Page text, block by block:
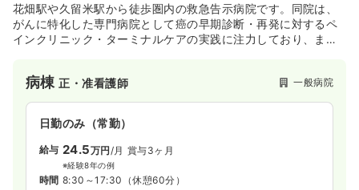
花畑駅や久留米駅から徒歩圏内の救急告示病院です。同院は、
がんに特化した専門病院として癌の早期診断・再発に対するペ
インクリニック・ターミナルケアの実践に注力しており、ま
職員一同自己研磨を絶やさず努力を続けております。
病棟正・准看護師 一般病院
日勤のみ（常勤）
給与 24.5万円/月 賞与3ヶ月
※経験8年の例
時間 8:30～17:30 （休憩60分）